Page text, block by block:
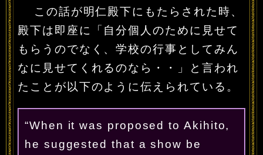
この話が明仁殿下にもたらされた時、
殿下は即座に「自分個人のために見せて
もらうのでなく、学校の行事としてみん
なに見せてくれるのなら・・」と言われ
たことが以下のように伝えられている。
“When it was proposed to Akihito,
he suggested that a show be